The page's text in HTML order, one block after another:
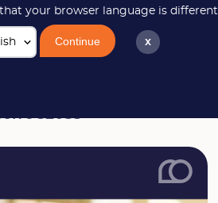
your browser language is
Continue x
JC2033